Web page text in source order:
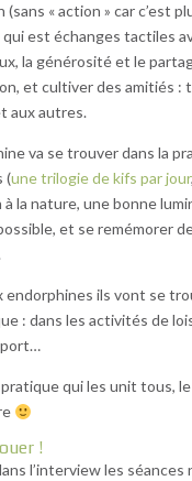
« action » car c’est
est échanges tactiles
la générosité et le
et cultiver des amitiés :
aux autres.
va se trouver dans la
(une trilogie de kifs par jour
la nature, une bonne
et se remémorer
endorphines ils vont se
: dans les activités de
qui les unit tous, le
!
l’interview les séances